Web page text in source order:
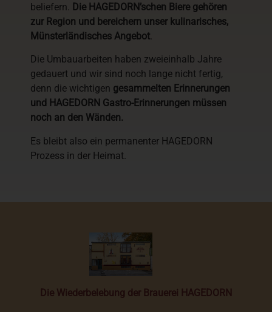
beliefern. Die HAGEDORN’schen Biere gehören
zur Region und bereichern unser kulinarisches,
Münsterländisches Angebot.
Die Umbauarbeiten haben zweieinhalb Jahre
gedauert und wir sind noch lange nicht fertig,
denn die wichtigen gesammelten Erinnerungen
und HAGEDORN Gastro-Erinnerungen müssen
noch an den Wänden.
Es bleibt also ein permanenter HAGEDORN
Prozess in der Heimat.
Die Wiederbelebung der Brauerei HAGEDORN